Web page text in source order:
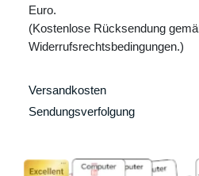
Euro.
(Kostenlose Rücksendung
Widerrufsrechtsbedingungen.)
Versandkosten
Sendungsverfolgung